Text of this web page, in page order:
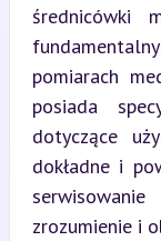
średnicówki
pomiarach
posiada
dotyczące
dokładne i
zrozumienie i